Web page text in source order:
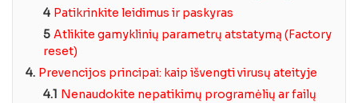
4 Patikrinkite leidimus ir paskyras
5 Atlikite gamyklinių parametrų atstatymą (Factory
reset)
4. Prevencijos principai: kaip išvengti virusų ateityje
4.1 Nenaudokite nepatikimų programėlių ar failų